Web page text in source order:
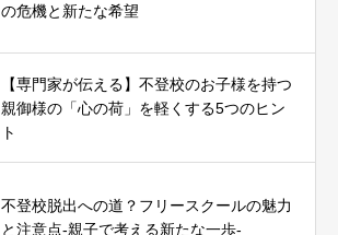
の危機と新たな希望
【専門家が伝える】不登校のお子様を持つ
親御様の「心の荷」を軽くする5つのヒン
ト
不登校脱出への道？フリースクールの魅力
と注意点-親子で考える新たな一歩-